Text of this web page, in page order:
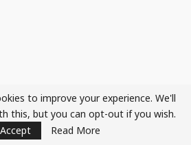
to improve your experience. We'll
this, but you can opt-out if you wish.
Accept
Read More